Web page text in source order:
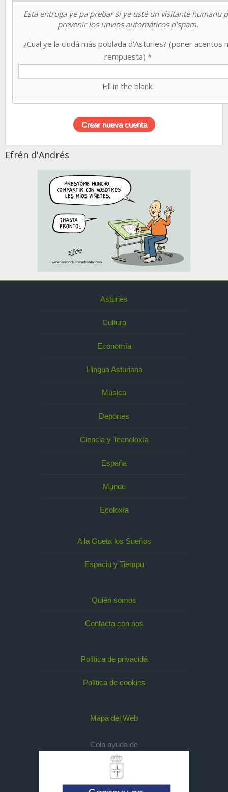
Esta entruga ye pa prebar si ye usté un visitante humanu
prevenir los unvios automáticos d'spam.
¿Cual ye la ciudá más poblada d'Asturies? (poner acentos
rempuesta) *
Fill in the blank.
Efrén d'Andrés
Asturies
Cultura
Economía
Llingua Asturiana
Música
Deportes
Ciencia y Tecnoloxía
España
Mundu
Ecoloxía
A la Gueta los Sueños
Espaciu y Tiempu
Quién somos
Contacta con nos
Política de privacidá
Política de cookies
Mapa del Web
Cola ayuda de